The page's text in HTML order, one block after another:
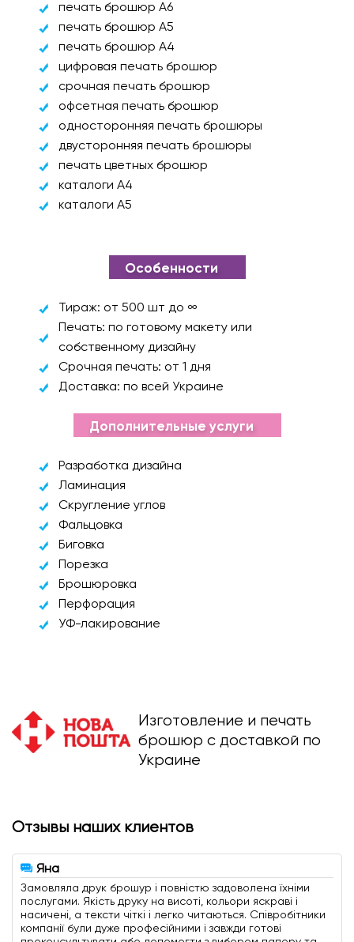
печать брошюр А6
печать брошюр А5
печать брошюр А4
цифровая печать брошюр
срочная печать брошюр
офсетная печать брошюр
односторонняя печать брошюры
двусторонняя печать брошюры
печать цветных брошюр
каталоги А4
каталоги А5
Особенности
Тираж: от 500 шт до ∞
Печать: по готовому макету или
собственному дизайну
Срочная печать: от 1 дня
Доставка: по всей Украине
Дополнительные услуги
Разработка дизайна
Ламинация
Скругление углов
Фальцовка
Биговка
Порезка
Брошюровка
Перфорация
УФ-лакирование
Изготовление и печать
брошюр с доставкой по
Украине
Отзывы наших клиентов
Яна
Замовляла друк брошур і повністю задоволена їхніми
послугами. Якість друку на висоті, кольори яскраві і
насичені, а тексти чіткі і легко читаються. Співробітники
компанії були дуже професійними і завжди готові